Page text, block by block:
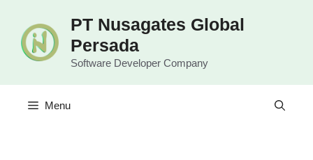
PT Nusagates Global
Persada
Software Developer Company
Menu